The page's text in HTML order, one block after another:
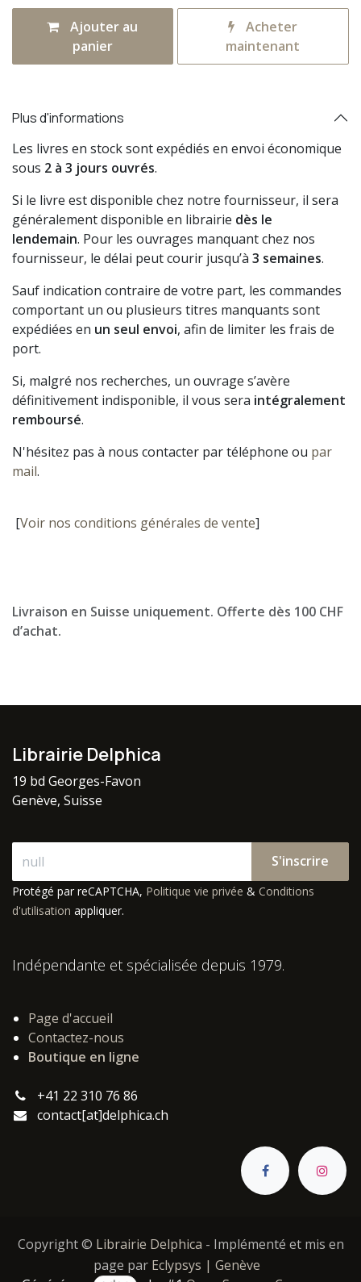
Ajouter au
panier
Acheter
maintenant
Plus d'informations
Les livres en stock sont expédiés en envoi économique
sous 2 à 3 jours ouvrés.
Si le livre est disponible chez notre fournisseur, il sera
généralement disponible en librairie dès le
lendemain. Pour les ouvrages manquant chez nos
fournisseur, le délai peut courir jusqu’à 3 semaines.
Sauf indication contraire de votre part, les commandes
comportant un ou plusieurs titres manquants sont
expédiées en un seul envoi, afin de limiter les frais de
port.
Si, malgré nos recherches, un ouvrage s’avère
définitivement indisponible, il vous sera intégralement
remboursé.
N'hésitez pas à nous contacter par téléphone ou par
mail.
[Voir nos conditions générales de vente]
Livraison en Suisse uniquement. Offerte dès 100 CHF
d’achat.
Librairie Delphica
19 bd Georges-Favon
Genève, Suisse
S'inscrire
Protégé par reCAPTCHA, Politique vie privée & Conditions
d'utilisation appliquer.
Indépendante et spécialisée depuis 1979.
Page d'accueil
Contactez-nous
Boutique en ligne
+41 22 310 76 86
contact[at]delphica.ch
Copyright © Librairie Delphica - Implémenté et mis en
page par Eclypsys | Genève